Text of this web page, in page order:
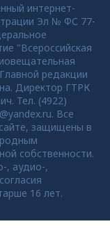
интернет-
Эл № ФС 77-
"Всероссийская
редакции
Директор ГТРК
Тел. (4922)
Все
защищены в
собственности.
, аудио-,
16 лет.